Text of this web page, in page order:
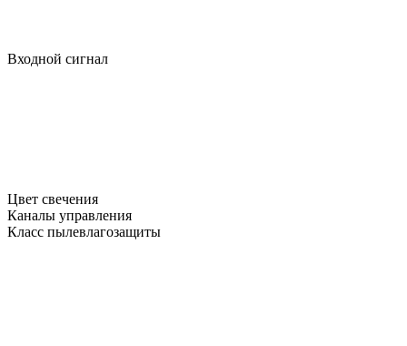
Входной сигнал
Цвет свечения
Каналы управления
Класс пылевлагозащиты